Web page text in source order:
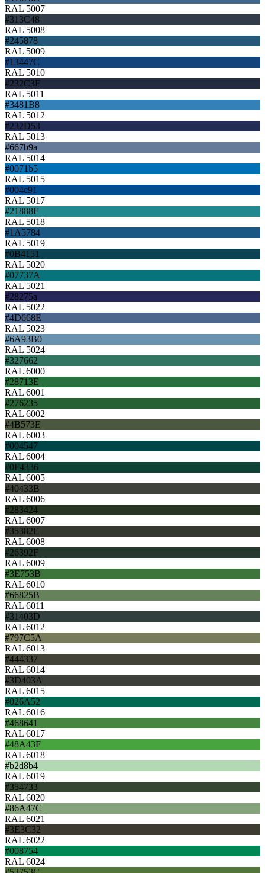
RAL 5007
#313C48
RAL 5008
#245878
RAL 5009
#13447C
RAL 5010
#232C3F
RAL 5011
#3481B8
RAL 5012
#232D53
RAL 5013
#667b9a
RAL 5014
#0071b5
RAL 5015
#004c91
RAL 5017
#21888F
RAL 5018
#1A5784
RAL 5019
#0B4151
RAL 5020
#07737A
RAL 5021
#28275a
RAL 5022
#4D668E
RAL 5023
#6A93B0
RAL 5024
#327662
RAL 6000
#28713E
RAL 6001
#276235
RAL 6002
#4B573E
RAL 6003
#004547
RAL 6004
#0F4336
RAL 6005
#40433B
RAL 6006
#283424
RAL 6007
#35382E
RAL 6008
#26392F
RAL 6009
#3E753B
RAL 6010
#66825B
RAL 6011
#31403D
RAL 6012
#797C5A
RAL 6013
#444337
RAL 6014
#3D403A
RAL 6015
#026A52
RAL 6016
#468641
RAL 6017
#48A43F
RAL 6018
#b2d8b4
RAL 6019
#354733
RAL 6020
#86A47C
RAL 6021
#3E3C32
RAL 6022
#008754
RAL 6024